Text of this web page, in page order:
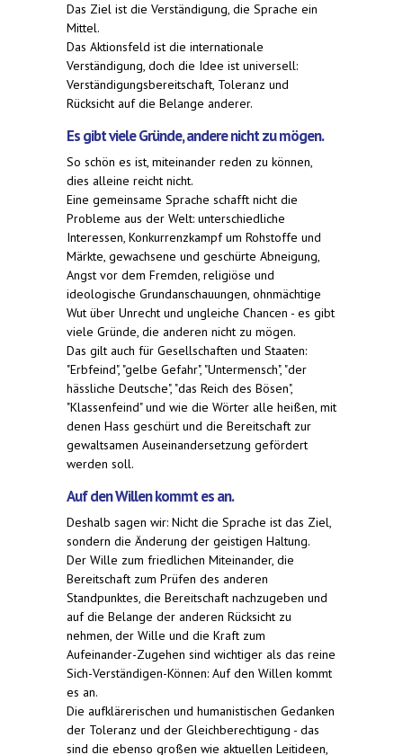
Das Ziel ist die Verständigung, die Sprache ein
Mittel.
Das Aktionsfeld ist die internationale
Verständigung, doch die Idee ist universell:
Verständigungsbereitschaft, Toleranz und
Rücksicht auf die Belange anderer.
Es gibt viele Gründe, andere nicht zu mögen.
So schön es ist, miteinander reden zu können,
dies alleine reicht nicht.
Eine gemeinsame Sprache schafft nicht die
Probleme aus der Welt: unterschiedliche
Interessen, Konkurrenzkampf um Rohstoffe und
Märkte, gewachsene und geschürte Abneigung,
Angst vor dem Fremden, religiöse und
ideologische Grundanschauungen, ohnmächtige
Wut über Unrecht und ungleiche Chancen - es gibt
viele Gründe, die anderen nicht zu mögen.
Das gilt auch für Gesellschaften und Staaten:
"Erbfeind", "gelbe Gefahr", "Untermensch", "der
hässliche Deutsche", "das Reich des Bösen",
"Klassenfeind" und wie die Wörter alle heißen, mit
denen Hass geschürt und die Bereitschaft zur
gewaltsamen Auseinandersetzung gefördert
werden soll.
Auf den Willen kommt es an.
Deshalb sagen wir: Nicht die Sprache ist das Ziel,
sondern die Änderung der geistigen Haltung.
Der Wille zum friedlichen Miteinander, die
Bereitschaft zum Prüfen des anderen
Standpunktes, die Bereitschaft nachzugeben und
auf die Belange der anderen Rücksicht zu
nehmen, der Wille und die Kraft zum
Aufeinander-Zugehen sind wichtiger als das reine
Sich-Verständigen-Können: Auf den Willen kommt
es an.
Die aufklärerischen und humanistischen Gedanken
der Toleranz und der Gleichberechtigung - das
sind die ebenso großen wie aktuellen Leitideen,